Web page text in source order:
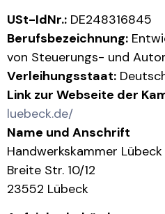
USt-IdNr.: DE248316845
Berufsbezeichnung:
von Steuerungs- und
Verleihungsstaat:
Link zur Webseite der
luebeck.de/
Name und Anschrift
Handwerkskammer Lübeck
Breite Str. 10/12
23552 Lübeck